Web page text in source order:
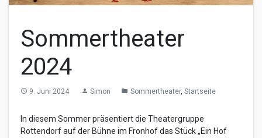
Sommertheater
2024
access_time 9. Juni 2024 person Simon folder Sommertheater, Startseite
In diesem Sommer präsentiert die Theatergruppe
Rottendorf auf der Bühne im Fronhof das Stück „Ein Hof